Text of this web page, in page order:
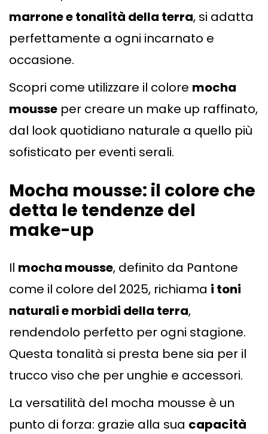
marrone e tonalità della terra, si adatta
perfettamente a ogni incarnato e
occasione.
Scopri come utilizzare il colore mocha
mousse per creare un make up raffinato,
dal look quotidiano naturale a quello più
sofisticato per eventi serali.
Mocha mousse: il colore che
detta le tendenze del
make-up
Il mocha mousse, definito da Pantone
come il colore del 2025, richiama i toni
naturali e morbidi della terra,
rendendolo perfetto per ogni stagione.
Questa tonalità si presta bene sia per il
trucco viso che per unghie e accessori.
La versatilità del mocha mousse è un
punto di forza: grazie alla sua capacità